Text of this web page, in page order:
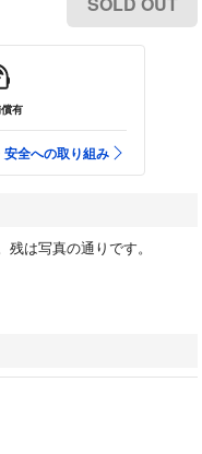
有
全への取り組み
は写真の通りです。